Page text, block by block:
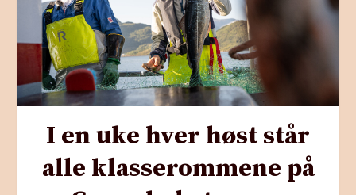
I en uke hver høst står
alle klasserommene på